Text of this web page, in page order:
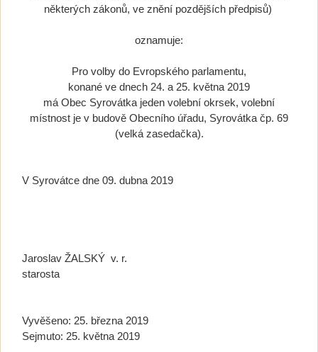
některých zákonů, ve znění pozdějších předpisů)
oznamuje:
Pro volby do Evropského parlamentu,
konané ve dnech 24. a 25. května 2019
má Obec Syrovátka jeden volební okrsek, volební
místnost je v budově Obecního úřadu, Syrovátka čp. 69
(velká zasedačka).
V Syrovátce dne 09. dubna 2019
Jaroslav ŽALSKÝ v. r.
starosta
Vyvěšeno: 25. března 2019
Sejmuto: 25. května 2019